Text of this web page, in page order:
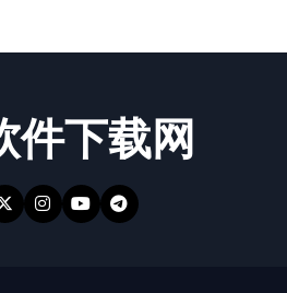
件下载网